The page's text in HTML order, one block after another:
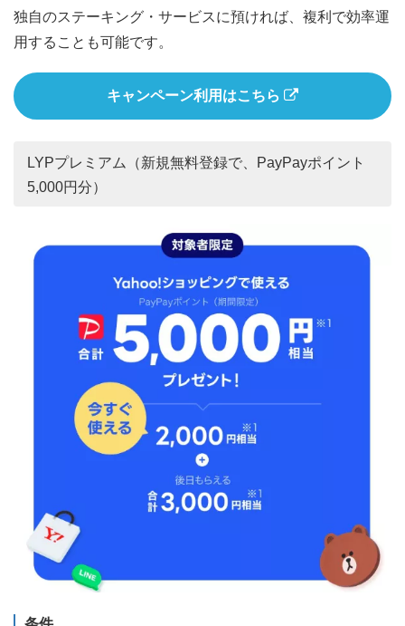
独自のステーキング・サービスに預ければ、複利で効率運
用することも可能です。
キャンペーン利用はこちら
LYPプレミアム（新規無料登録で、PayPayポイント
5,000円分）